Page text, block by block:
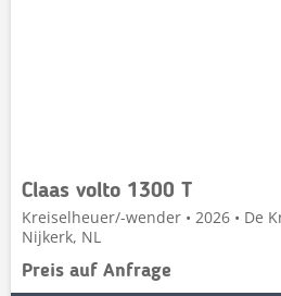
Claas volto 1300 T
Kreiselheuer/-wender • 2026 • De
Nijkerk, NL
Preis auf Anfrage